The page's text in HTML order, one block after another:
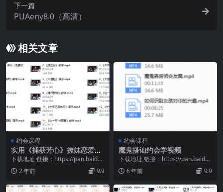
下一篇
PUAeny8.0（高清）
相关文章
约会课程
实用《捕获芳心》撩妹恋爱女
神魔术教学课程
下载地址 链接：https://pan.baidu.
com/s/1h4w2ROy...
2 年前 9.9
约会课程
魔鬼搭讪约会学视频
下载地址 链接：https://pan.baidu.
com/s/1QvVHZLK...
6 年前 9.9